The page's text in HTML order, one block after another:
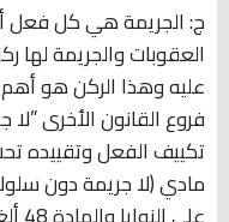
ج: الجريمة هي كل فعل
العقوبات والجريمة
عليه وهذا الركن هو
فروع القانون الأخرى
تكييف الفعل وتقييده
مادي (لا جريمة دون